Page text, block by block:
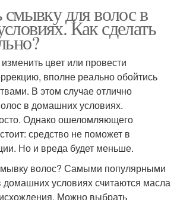
смывку для волос в
Как сделать
цвет или провести
вполне реально обойтись
В этом случае отлично
в домашних условиях.
Однако ошеломляющего
средство не поможет в
Но и вреда будет меньше.
волос? Самыми популярными
условиях считаются масла
Можно выбрать